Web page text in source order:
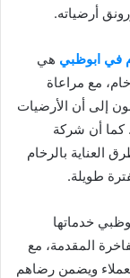
أرضياته.
في ابوظبي هي
مع مراعاة
إلى أن الأرضيات
كما أن شركة
بالرخام
طويلة.
خدماتها
المقدمة، مع
ويضمن رضاهم